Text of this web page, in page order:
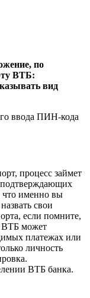
по
ВТБ:
вид
ввода ПИН-кода
процесс займет
что именно вы
свои
если помните,
ВТБ может
платежах или
личность
ВТБ банка.